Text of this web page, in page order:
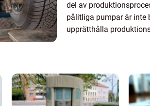
del av
pålitliga pumpar är inte
upprätthålla